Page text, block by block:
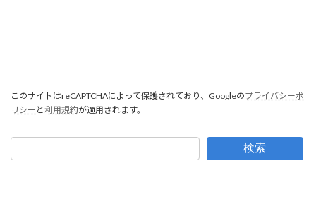
このサイトはreCAPTCHAによって保護されており、Googleのプライバシーポ
リシー と利用規約が適用されます。
検索